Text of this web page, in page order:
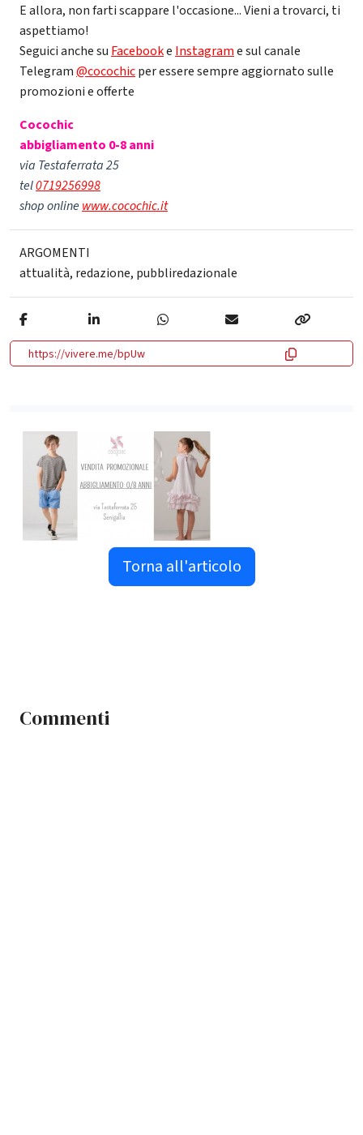
E allora, non farti scappare l'occasione... Vieni a trovarci, ti
aspettiamo!
Seguici anche su Facebooke Instagrame sul canale
Telegram@cocochicper essere sempre aggiornato sulle
promozioni e offerte
Cocochic
abbigliamento 0-8 anni
via Testaferrata 25
tel0719256998
shop onlinewww.cocochic.it
ARGOMENTI
attualità, redazione, pubbliredazionale
https://vivere.me/bpUw
Torna all'articolo
Commenti